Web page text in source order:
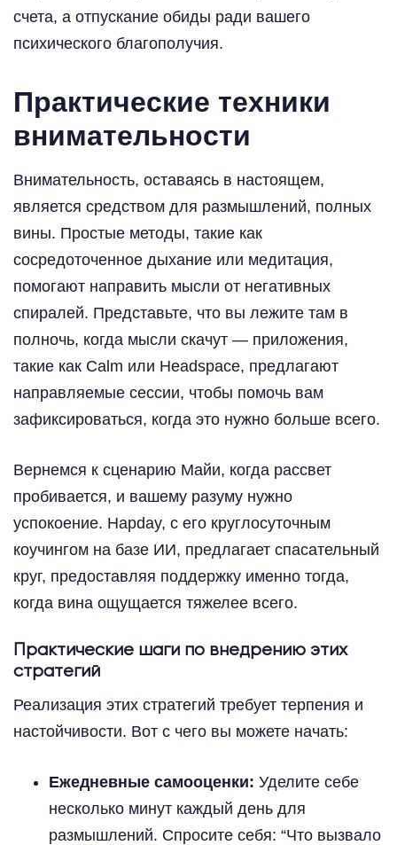
счета, а отпускание обиды ради вашего
психического благополучия.
Практические техники
внимательности
Внимательность, оставаясь в настоящем,
является средством для размышлений, полных
вины. Простые методы, такие как
сосредоточенное дыхание или медитация,
помогают направить мысли от негативных
спиралей. Представьте, что вы лежите там в
полночь, когда мысли скачут — приложения,
такие как Calm или Headspace, предлагают
направляемые сессии, чтобы помочь вам
зафиксироваться, когда это нужно больше всего.
Вернемся к сценарию Майи, когда рассвет
пробивается, и вашему разуму нужно
успокоение. Hapday, с его круглосуточным
коучингом на базе ИИ, предлагает спасательный
круг, предоставляя поддержку именно тогда,
когда вина ощущается тяжелее всего.
Практические шаги по внедрению этих
стратегий
Реализация этих стратегий требует терпения и
настойчивости. Вот с чего вы можете начать:
Ежедневные самооценки: Уделите себе
несколько минут каждый день для
размышлений. Спросите себя: “Что вызвало